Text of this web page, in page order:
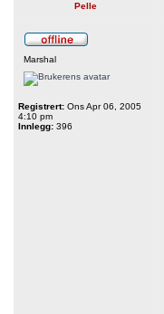
Pelle
Marshal
Registrert: Ons Apr 06, 2005
4:10 pm
Innlegg: 396